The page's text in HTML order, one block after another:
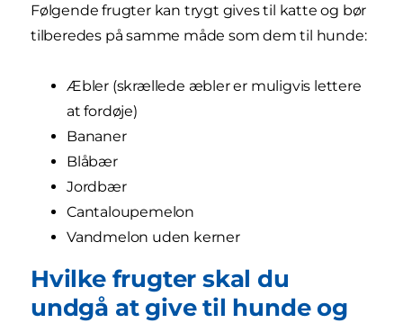
Følgende frugter kan trygt gives til katte og bør
tilberedes på samme måde som dem til hunde:
Æbler (skrællede æbler er muligvis lettere
at fordøje)
Bananer
Blåbær
Jordbær
Cantaloupemelon
Vandmelon uden kerner
Hvilke frugter skal du
undgå at give til hunde og